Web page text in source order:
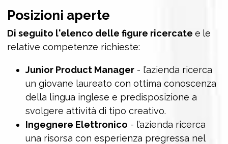
Posizioni aperte
Di seguito l'elenco delle figure ricercate e le
relative competenze richieste:
Junior Product Manager- l’azienda ricerca
un giovane laureato con ottima conoscenza
della lingua inglese e predisposizione a
svolgere attività di tipo creativo.
Ingegnere Elettronico - l’azienda ricerca
una risorsa con esperienza pregressa nel